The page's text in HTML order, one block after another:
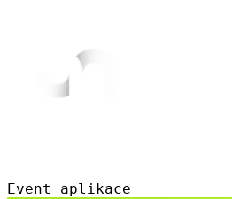
Event aplikace